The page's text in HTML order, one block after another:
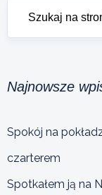
Najnowsze
Spokój na
czarterem
Spotkałem ją na